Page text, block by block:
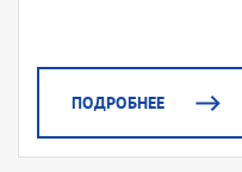
ПОДРОБНЕЕ